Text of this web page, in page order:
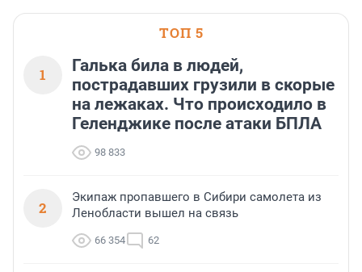
ТОП 5
1
Галька била в людей,
пострадавших грузили в скорые
на лежаках. Что происходило в
Геленджике после атаки БПЛА
98 833
2
Экипаж пропавшего в Сибири самолета из
Ленобласти вышел на связь
66 354 62